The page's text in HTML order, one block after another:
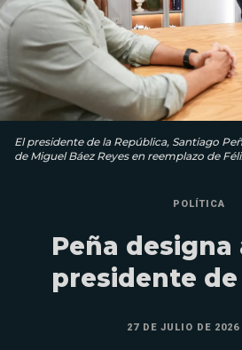
El presidente de la República, Santiago
de Miguel Báez Reyes en reemplazo de
POLÍTICA
Peña designa
presidente
27 DE JULIO DE 2026